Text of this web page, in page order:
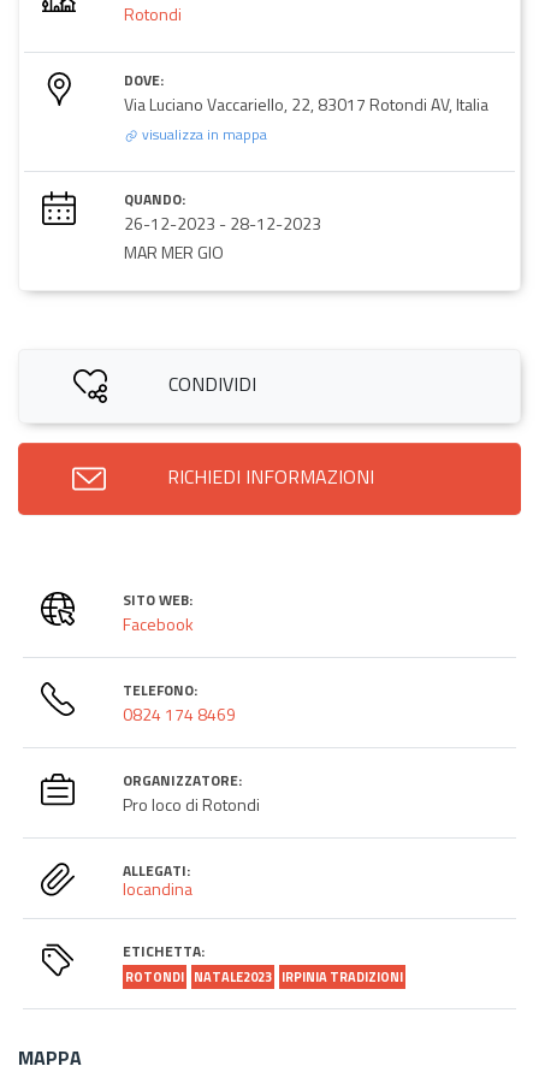
Rotondi
DOVE:
Via Luciano Vaccariello, 22, 83017 Rotondi AV, Italia
visualizza in mappa
QUANDO:
26-12-2023 -28-12-2023
MAR MER GIO
CONDIVIDI
RICHIEDI INFORMAZIONI
SITO WEB:
Facebook
TELEFONO:
0824 174 8469
ORGANIZZATORE:
Pro loco di Rotondi
ALLEGATI:
locandina
ETICHETTA:
ROTONDI NATALE2023 IRPINIA TRADIZIONI
MAPPA